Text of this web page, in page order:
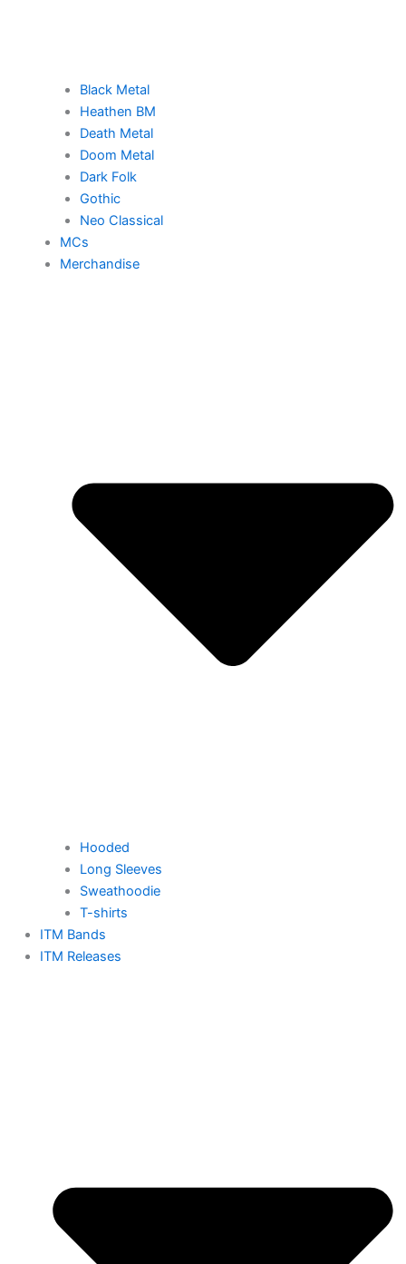
Black Metal
Heathen BM
Death Metal
Doom Metal
Dark Folk
Gothic
Neo Classical
MCs
Merchandise
Hooded
Long Sleeves
Sweathoodie
T-shirts
ITM Bands
ITM Releases